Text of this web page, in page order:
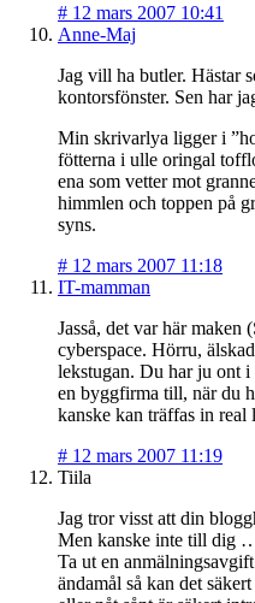
# 12 mars 2007 10:41
Anne-Maj
Jag vill ha butler. Hästar
kontorsfönster. Sen har
Min skrivarlya ligger i
fötterna i ulle oringal
ena som vetter mot
himmlen och toppen på
syns.
# 12 mars 2007 11:18
IT-mamman
Jasså, det var här maken
cyberspace. Hörru,
lekstugan. Du har ju ont i
en byggfirma till, när du
kanske kan träffas in real
# 12 mars 2007 11:19
Tiila
Jag tror visst att din
Men kanske inte till dig
Ta ut en
ändamål så kan det